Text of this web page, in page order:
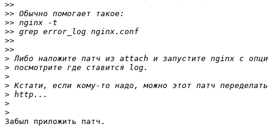
>>
>>
>>
>>
>>
>>
>
>
>
>
>
>
>
Забыл приложить патч.